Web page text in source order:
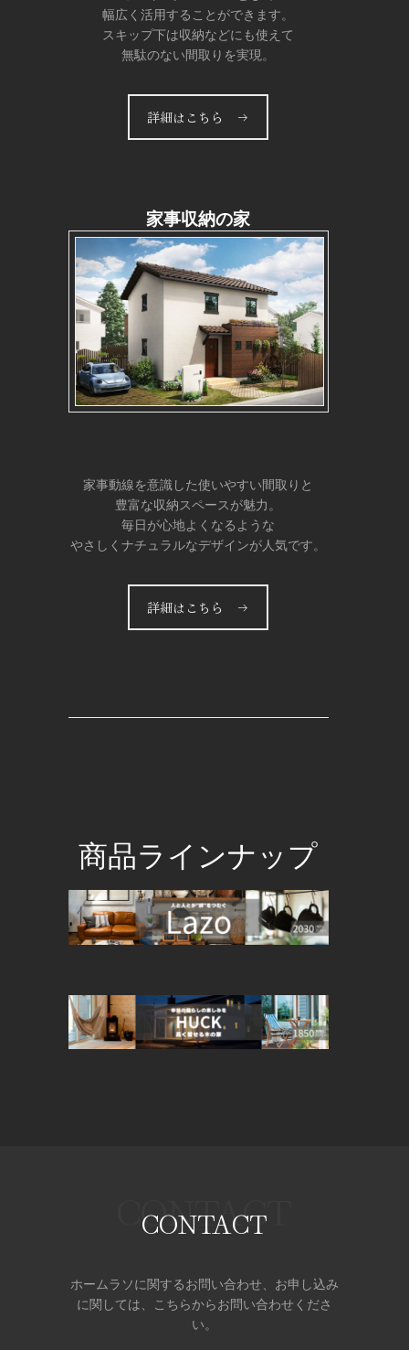
幅広く活用することができます。
スキップ下は収納などにも使えて
無駄のない間取りを実現。
詳細はこちら →
家事収納の家
家事動線を意識した使いやすい間取りと
豊富な収納スペースが魅力。
毎日が心地よくなるような
やさしくナチュラルなデザインが人気です。
詳細はこちら →
商品ラインナップ
CONTACT
CONTACT
ホームラソに関するお問い合わせ、お申し込み
に関しては、こちらからお問い合わせくださ
い。